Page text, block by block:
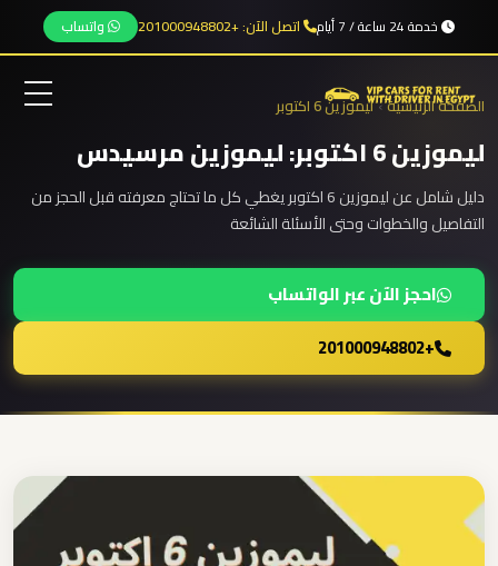
خدمة 24 ساعة / 7 أيام اتصل الآن: +201000948802 واتساب
الرئيسية
من نحن
اتصل بنا
الصفحة الرئيسية›ليموزين 6 اكتوبر
ليموزين 6 اكتوبر: ليموزين مرسيدس
دليل شامل عن ليموزين 6 اكتوبر يغطي كل ما تحتاج معرفته قبل الحجز من
التفاصيل والخطوات وحتى الأسئلة الشائعة
احجز الآن عبر الواتساب
+201000948802
نقل
المجموعات
من
المطار
من
مطار
برج
الى
الساحل
الشمالي
مطار
برج
العرب